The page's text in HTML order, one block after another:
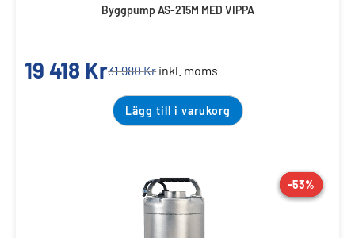
Byggpump AS-215M MED VIPPA
19 418 Kr31 980Krinkl. moms
Lägg till i varukorg
-53%
-53%
-53%